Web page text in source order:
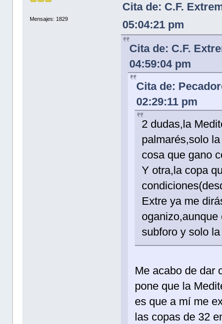
Mensajes: 1829
Cita de: C.F.
05:04:21 pm
Cita de: C.F.
04:59:04 pm
Cita de:
02:29:11 pm
2 dudas,la
palmarés,solo
cosa que gano
Y otra,la copa
Extre ya me
subforo y solo
Me acabo de dar
pone que la
es que a mí me
las copas de 32